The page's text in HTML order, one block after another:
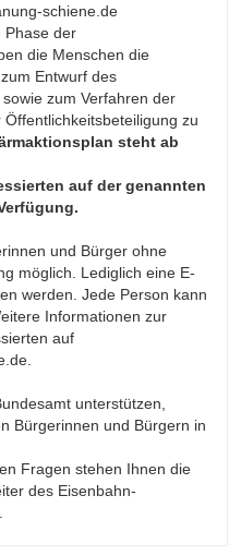
schiene.de
Phase der
die Menschen die
Entwurf des
zum Verfahren der
zu
steht ab
auf der genannten
und Bürger ohne
möglich. Lediglich eine E-
werden. Jede Person kann
Informationen zur
auf
unterstützen,
Bürgerinnen und Bürgern in
Fragen stehen Ihnen die
des Eisenbahn-